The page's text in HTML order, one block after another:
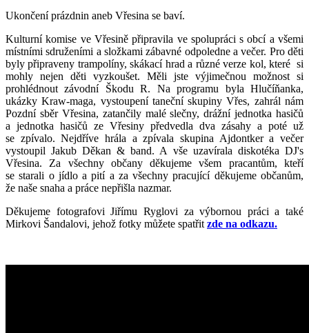
Ukončení prázdnin aneb Vřesina se baví.
Kulturní komise ve Vřesině připravila ve spolupráci s obcí a všemi
místními sdruženími a složkami zábavné odpoledne a večer. Pro děti
byly připraveny trampolíny, skákací hrad a různé verze kol, které si
mohly nejen děti vyzkoušet. Měli jste výjimečnou možnost si
prohlédnout závodní Škodu R. Na programu byla Hlučíňanka,
ukázky Kraw-maga, vystoupení taneční skupiny Vřes, zahrál nám
Pozdní sběr Vřesina, zatančily malé slečny, drážní jednotka hasičů
a jednotka hasičů ze Vřesiny předvedla dva zásahy a poté už
se zpívalo. Nejdříve hrála a zpívala skupina Ajdontker a večer
vystoupil Jakub Děkan & band. A vše uzavírala diskotéka DJ's
Vřesina. Za všechny občany děkujeme všem pracantům, kteří
se starali o jídlo a pití a za všechny pracující děkujeme občanům,
že naše snaha a práce nepřišla nazmar.
Děkujeme fotografovi Jiřímu Ryglovi za výbornou práci a také
Mirkovi Šandalovi, jehož fotky můžete spatřit zde na odkazu.